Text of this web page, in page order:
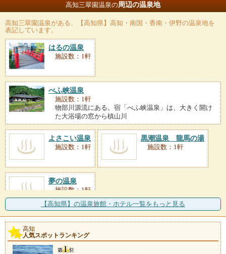
高知三翠園温泉の周辺の温泉地
高知三翠園温泉がある、【高知県】高知・南国・香南・伊野の温泉地を
表記しています。
はるの温泉
施設数：1軒
べふ峡温泉
施設数：1軒
物部川源流にある。宿「べふ峡温泉」は、大きく開け
た大浴場の窓から槙山川
よさこい温泉
施設数：1軒
黒潮温泉 龍馬の湯
施設数：1軒
夢の温泉
施設数：1軒
【高知県】の温泉旅館・ホテル一覧をもっと見る
高知
人気スポットランキング